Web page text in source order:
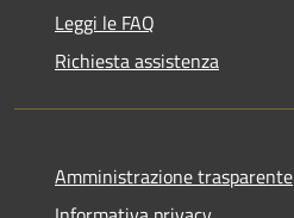
Leggi le FAQ
Richiesta assistenza
Amministrazione trasparente